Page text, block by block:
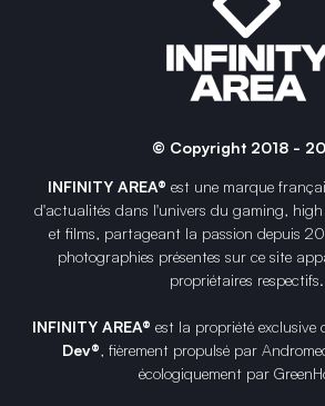
© Copyright 2018 -
INFINITY AREA® est une marque
d'actualités dans l'univers du gaming, high
et films, partageant la passion depuis
photographies présentes sur ce site
propriétaires respectifs.
INFINITY AREA® est la propriété exclusive
Dev®, fièrement propulsé par
écologiquement par